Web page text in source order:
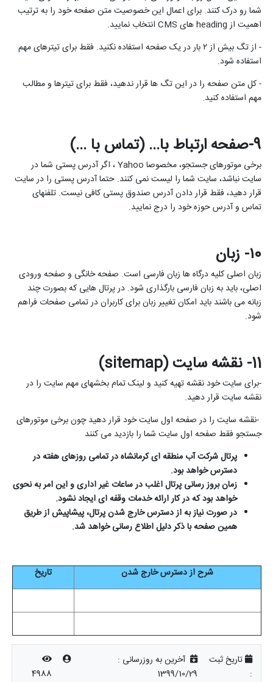
شما رو درک کنند. برای اعمال این خصوصیت متن صفحه خود را به ترتیب
اهمیت از headingهای CMS انتخاب نمایید.
- از تگ بیش از ۲ بار در یک صفحه استفاده نکنید. فقط برای تیترهای مهم
استفاده شود.
- کل متن صفحه را در این تگ ها قرار ندهید، فقط برای تیترها و مطالب
مهم استفاده کنید.
9-صفحه ارتباط با... (تماس با ...)
برخی موتورهای جستجو، مخصوصا Yahoo، اگر آدرس پستی شما در
سایت نباشد، سایت شما را لیست نمی کنند. حتما آدرس پستی را در سایت
قرار دهید، فقط قرار دادن آدرس صندوق پستی کافی نیست. تلفنهای
تماس و آدرس حوزه خود را درج نمایید.
۱0- زبان
زبان اصلی کلیه درگاه ها زبان فارسی است. صفحه خانگی و صفحه ورودی
اصلی، باید به زبان فارسی بارگذاری شود. در پرتال هایی که بصورت چند
زبانه می باشند باید امکان تغییر زبان برای کاربران در تمامی صفحات فراهم
شود.
11- نقشه سایت ( sitemap
)
-برای سایت خود نقشه تهیه کنید و لینک تمام بخشهای مهم سایت را در
نقشه سایت قرار دهید.
-نقشه سایت را در صفحه اول سایت خود قرار دهید چون برخی موتورهای
جستجو فقط صفحه اول سایت شما را بازدید می کنند
پرتال شرکت آب منطقه ای کرمانشاه در تمامی روزهای هفته در
دسترس خواهد بود.
زمان بروز رسانی پرتال اغلب در ساعات غیر اداری و این امر به نحوی
خواهد بود که در کار ارائه خدمات وقفه ای ایجاد نشود.
در صورت نیاز به از دسترس خارج شدن پرتال، پیشاپیش از طریق
همین صفحه با ذکر دلیل اطلاع رسانی خواهد شد.
شرح از دسترس خارج شدن تاریخ
تاریخ ثبت
:
آخرین به روزرسانی :
1399/10/29
4988